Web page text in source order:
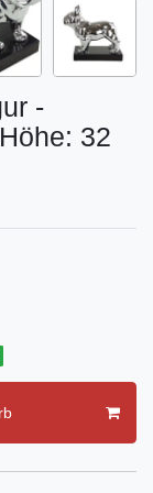
-
32